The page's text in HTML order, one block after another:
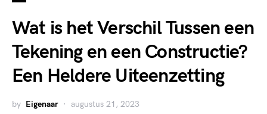
Wat is het Verschil Tussen een
Tekening en een Constructie?
Een Heldere Uiteenzetting
by Eigenaar augustus 21, 2023